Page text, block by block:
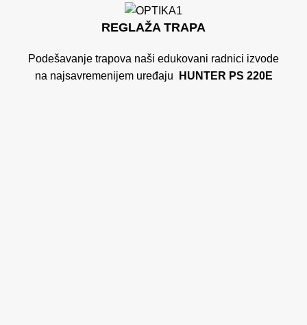
REGLAŽA TRAPA
Podešavanje trapova naši edukovani radnici izvode
na najsavremenijem uređaju
HUNTER PS 220E